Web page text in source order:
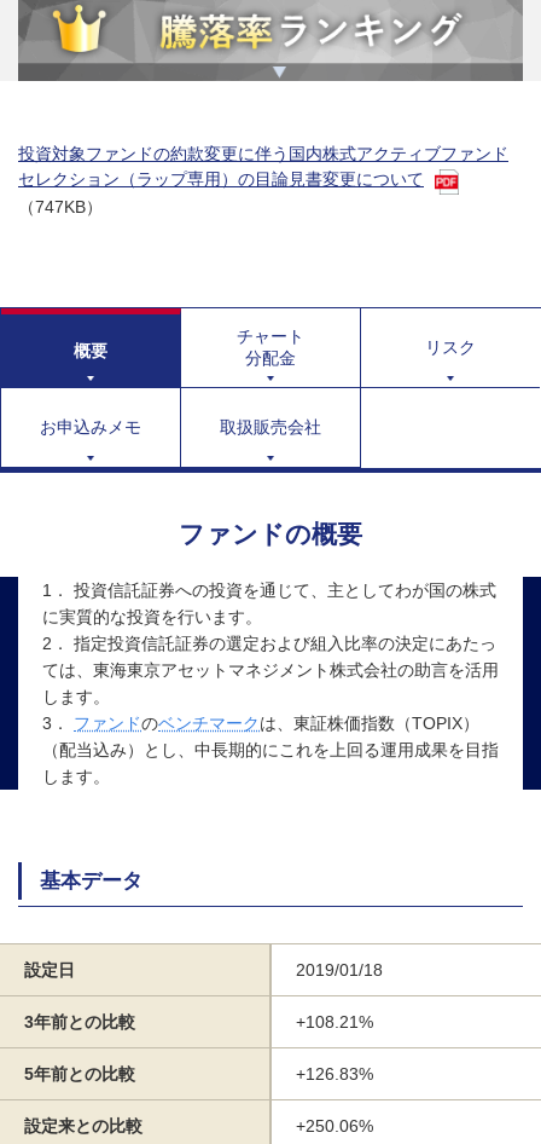
投資対象ファンドの約款変更に伴う国内株式アクティブファンド
セレクション（ラップ専用）の目論見書変更について
（747KB）
概要
チャート
分配金
リスク
お申込みメモ 取扱販売会社
ファンドの概要
1． 投資信託証券への投資を通じて、主としてわが国の株式
に実質的な投資を行います。
2． 指定投資信託証券の選定および組入比率の決定にあたっ
ては、東海東京アセットマネジメント株式会社の助言を活用
します。
3． ファンドのベンチマークは、東証株価指数（TOPIX）
（配当込み）とし、中長期的にこれを上回る運用成果を目指
します。
基本データ
設定日 2019/01/18
3年前との比較 +108.21%
5年前との比較 +126.83%
設定来との比較 +250.06%